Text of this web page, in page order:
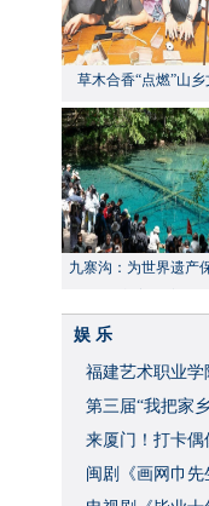
草木合香“点燃”山乡
九寨沟：为世界遗产
娱 乐
福建艺术职业学
第三届“我把家
来厦门！打卡偶
闽剧《画网巾